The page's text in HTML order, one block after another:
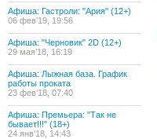
Афиша: Гастроли: "Ария" (12+)
06 фев’19, 19:56
Афиша: "Черновик" 2D (12+)
29 мая’18, 16:19
Афиша: Лыжная база. График
работы проката
23 фев’18, 07:40
Афиша: Премьера: "Так не
бывает!!!" (18+)
24 янв’18, 14:43